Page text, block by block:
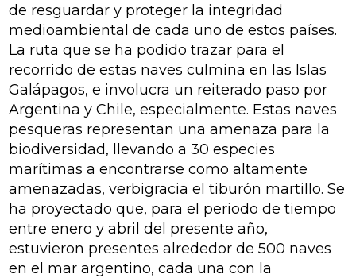
de resguardar y proteger la integridad
medioambiental de cada uno de estos países.
La ruta que se ha podido trazar para el
recorrido de estas naves culmina en las Islas
Galápagos, e involucra un reiterado paso por
Argentina y Chile, especialmente. Estas naves
pesqueras representan una amenaza para la
biodiversidad, llevando a 30 especies
marítimas a encontrarse como altamente
amenazadas, verbigracia el tiburón martillo. Se
ha proyectado que, para el periodo de tiempo
entre enero y abril del presente año,
estuvieron presentes alrededor de 500 naves
en el mar argentino, cada una con la